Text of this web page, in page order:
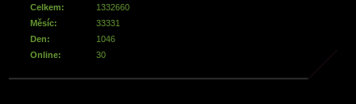
Online: 30
Celkem:
1332660
Měsíc:
33331
Den:
1046